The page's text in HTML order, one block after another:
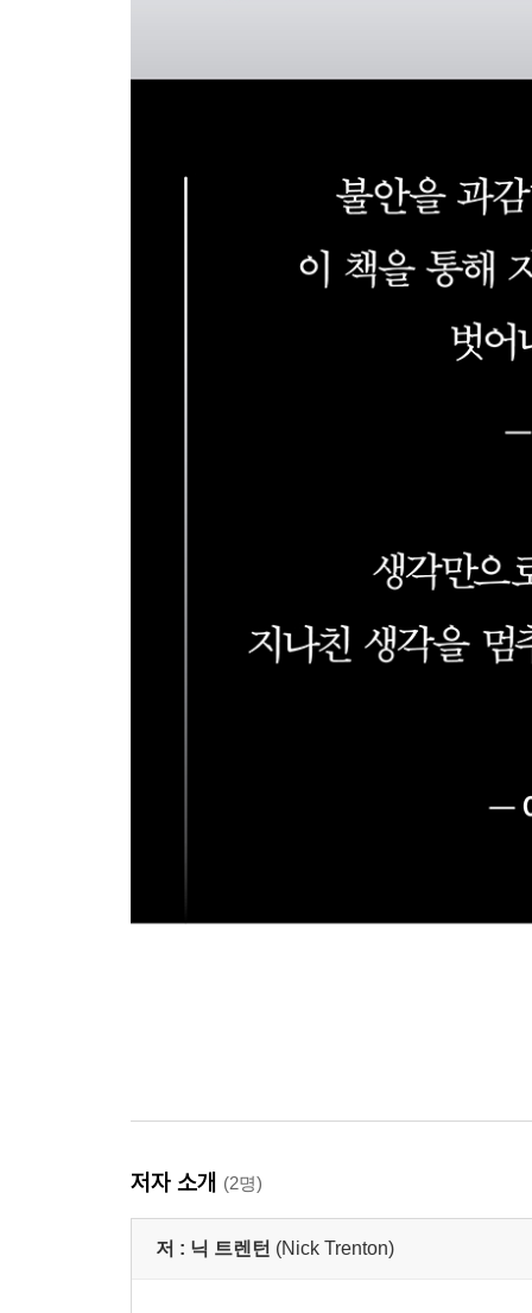
저자 소개 (2명)
저 : 닉 트렌턴 (Nick Trenton)